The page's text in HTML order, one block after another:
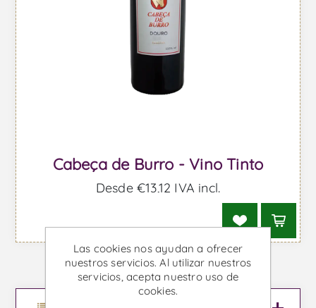
Cabeça de Burro - Vino Tinto
Desde €13,12 IVA incl.
Las cookies nos ayudan a ofrecer
nuestros servicios. Al utilizar nuestros
servicios, acepta nuestro uso de
cookies.